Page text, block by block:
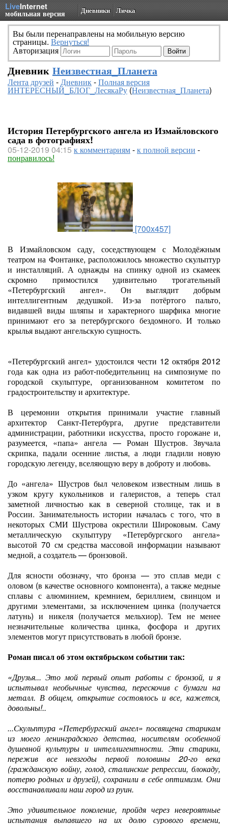
LiveInternet
мобильная версия Дневники Личка
Вы были перенаправлены на мобильную версию
страницы. Вернуться!
Авторизация
Дневник Неизвестная_Планета
Лента друзей -Дневник-Полная версия
ИНТЕРЕСНЫЙ_БЛОГ_ЛесякаРу(Неизвестная_Планета)
История Петербургского ангела из Измайловского
сада в фотографиях!
05-12-2019 04:15 к комментариям-к полной версии -
понравилось!
[700x457]
В Измайловском саду, соседствующем с Молодёжным
театром на Фонтанке, расположилось множество скульптур
и инсталляций. А однажды на спинку одной из скамеек
скромно примостился удивительно трогательный
«Петербургский ангел». Он выглядит добрым
интеллигентным дедушкой. Из-за потёртого пальто,
видавшей виды шляпы и характерного шарфика многие
принимают его за петербургского бездомного. И только
крылья выдают ангельскую сущность.
«Петербургский ангел» удостоился чести 12 октября 2012
года как одна из работ-победительниц на симпозиуме по
городской скульптуре, организованном комитетом по
градостроительству и архитектуре.
В церемонии открытия принимали участие главный
архитектор Санкт-Петербурга, другие представители
администрации, работники искусства, просто горожане и,
разумеется, «папа» ангела — Роман Шустров. Звучала
скрипка, падали осенние листья, а люди гладили новую
городскую легенду, вселяющую веру в доброту и любовь.
До «ангела» Шустров был человеком известным лишь в
узком кругу кукольников и галеристов, а теперь стал
заметной личностью как в северной столице, так и в
России. Занимательность истории началась с того, что в
некоторых СМИ Шустрова окрестили Широковым. Саму
металлическую скульптуру «Петербургского ангела»
высотой 70 см средства массовой информации называют
медной, а создатель — бронзовой.
Для ясности обозначу, что бронза — это сплав меди с
оловом (в качестве основного компонента), а также медные
сплавы с алюминием, кремнием, бериллием, свинцом и
другими элементами, за исключением цинка (получается
латунь) и никеля (получается мельхиор). Тем не менее
незначительные количества цинка, фосфора и других
элементов могут присутствовать в любой бронзе.
Роман писал об этом октябрьском событии так:
«Друзья... Это мой первый опыт работы с бронзой, и я
испытывал необычные чувства, перескочив с бумаги на
металл. В общем, открытие состоялось и все, кажется,
довольны!..
...Скульптура «Петербургский ангел» посвящена старикам
из моего ленинградского детства, носителям особенной
душевной культуры и интеллигентности. Эти старики,
пережив все невзгоды первой половины 20-го века
(гражданскую войну, голод, сталинские репрессии, блокаду,
потерю родных и друзей), сохранили в себе оптимизм. Они
восстанавливали наш город из руин.
Это удивительное поколение, пройдя через невероятные
испытания выпавшего на их долю сурового времени,